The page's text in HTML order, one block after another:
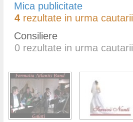
Mica publicitate
4 rezultate in urma cautarii
Consiliere
0 rezultate in urma cautarii